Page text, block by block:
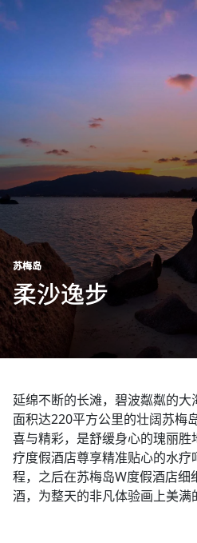
苏梅岛
柔沙逸步
延绵不断的长滩，碧波粼粼的
面积达220平方公里的壮阔苏梅
喜与精彩，是舒缓身心的瑰丽
疗度假酒店尊享精准贴心的水
程，之后在苏梅岛W度假酒店细
酒，为整天的非凡体验画上美满